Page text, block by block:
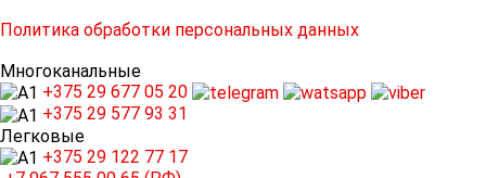
Политика обработки персональных данных
Многоканальные
+375 29 677 05 20
+375 29 577 93 31
Легковые
+375 29 122 77 17